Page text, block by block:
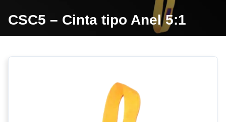
CSC5 – Cinta tipo Anel 5:1